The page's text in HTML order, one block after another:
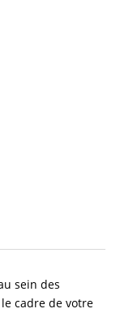
sein des
cadre de votre